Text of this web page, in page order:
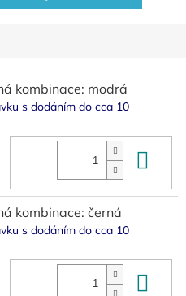
kombinace: modrá
s dodáním do cca 10
kombinace: černá
s dodáním do cca 10